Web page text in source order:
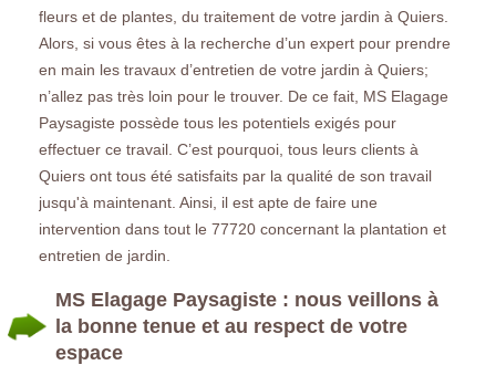
fleurs et de plantes, du traitement de votre jardin à Quiers.
Alors, si vous êtes à la recherche d’un expert pour prendre
en main les travaux d’entretien de votre jardin à Quiers;
n’allez pas très loin pour le trouver. De ce fait, MS Elagage
Paysagiste possède tous les potentiels exigés pour
effectuer ce travail. C’est pourquoi, tous leurs clients à
Quiers ont tous été satisfaits par la qualité de son travail
jusqu'à maintenant. Ainsi, il est apte de faire une
intervention dans tout le 77720 concernant la plantation et
entretien de jardin.
MS Elagage Paysagiste : nous veillons à
la bonne tenue et au respect de votre
espace